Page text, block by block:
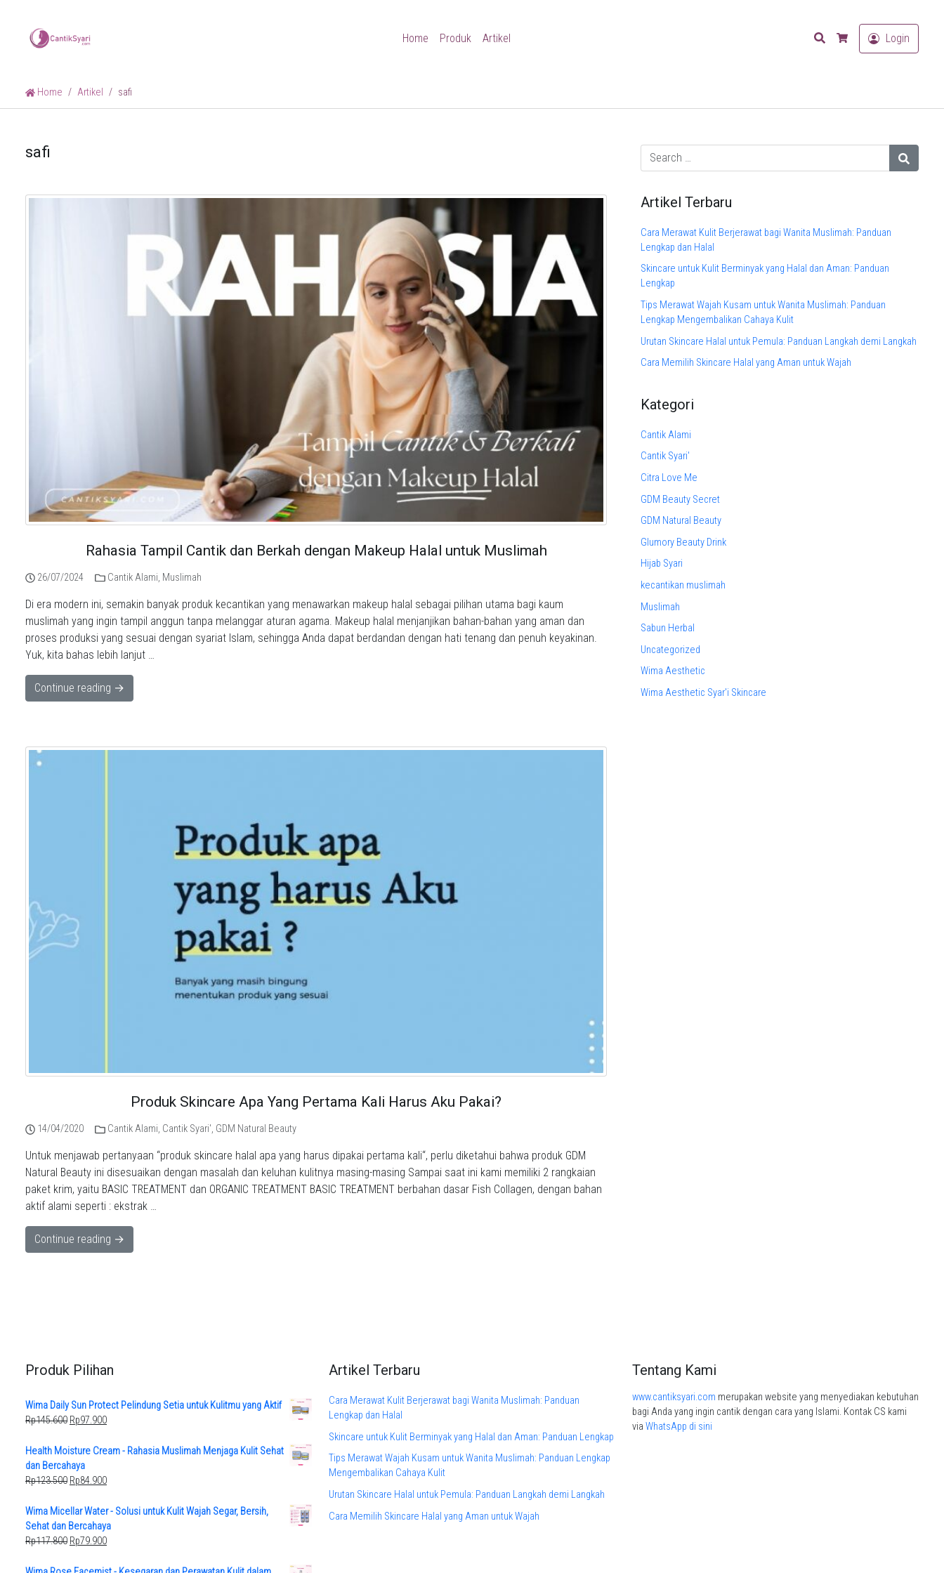
Home Produk Artikel
Search
Cart
Login
Home Artikel safi
safi
Rahasia Tampil Cantik dan Berkah dengan Makeup Halal untuk Muslimah
26/07/2024 Cantik Alami, Muslimah
Di era modern ini, semakin banyak produk kecantikan yang menawarkan makeup halal sebagai pilihan utama bagi kaum
muslimah yang ingin tampil anggun tanpa melanggar aturan agama. Makeup halal menjanjikan bahan-bahan yang aman dan
proses produksi yang sesuai dengan syariat Islam, sehingga Anda dapat berdandan dengan hati tenang dan penuh keyakinan.
Yuk, kita bahas lebih lanjut …
Continue reading →
Produk Skincare Apa Yang Pertama Kali Harus Aku Pakai?
14/04/2020 Cantik Alami, Cantik Syari', GDM Natural Beauty
Untuk menjawab pertanyaan “produk skincare halal apa yang harus dipakai pertama kali“, perlu diketahui bahwa produk GDM
Natural Beauty ini disesuaikan dengan masalah dan keluhan kulitnya masing-masing Sampai saat ini kami memiliki 2 rangkaian
paket krim, yaitu BASIC TREATMENT dan ORGANIC TREATMENT BASIC TREATMENT berbahan dasar Fish Collagen, dengan bahan
aktif alami seperti : ekstrak …
Continue reading →
Artikel Terbaru
Cara Merawat Kulit Berjerawat bagi Wanita Muslimah: Panduan
Lengkap dan Halal
Skincare untuk Kulit Berminyak yang Halal dan Aman: Panduan
Lengkap
Tips Merawat Wajah Kusam untuk Wanita Muslimah: Panduan
Lengkap Mengembalikan Cahaya Kulit
Urutan Skincare Halal untuk Pemula: Panduan Langkah demi Langkah
Cara Memilih Skincare Halal yang Aman untuk Wajah
Kategori
Cantik Alami
Cantik Syari'
Citra Love Me
GDM Beauty Secret
GDM Natural Beauty
Glumory Beauty Drink
Hijab Syari
kecantikan muslimah
Muslimah
Sabun Herbal
Uncategorized
Wima Aesthetic
Wima Aesthetic Syar'i Skincare
Produk Pilihan
Wima Daily Sun Protect Pelindung Setia untuk Kulitmu yang Aktif
Rp145.600 Original
was:
Rp145.600.
Rp97.900Current
is:
Health Moisture Cream - Rahasia Muslimah Menjaga Kulit Sehat
dan Bercahaya
Rp123.500 Original
was:
Rp123.500.
Rp84.900Current
is:
Rp84.900.
Wima Micellar Water - Solusi untuk Kulit Wajah Segar, Bersih,
Sehat dan Bercahaya
Rp117.800 Original
was:
Rp79.900Current
is:
Artikel Terbaru
Cara Merawat Kulit Berjerawat bagi Wanita Muslimah: Panduan
Lengkap dan Halal
Skincare untuk Kulit Berminyak yang Halal dan Aman: Panduan Lengkap
Tips Merawat Wajah Kusam untuk Wanita Muslimah: Panduan Lengkap
Mengembalikan Cahaya Kulit
Urutan Skincare Halal untuk Pemula: Panduan Langkah demi Langkah
Cara Memilih Skincare Halal yang Aman untuk Wajah
Tentang Kami
www.cantiksyari.com merupakan website yang menyediakan kebutuhan
bagi Anda yang ingin cantik dengan cara yang Islami. Kontak CS kami
via WhatsApp di sini